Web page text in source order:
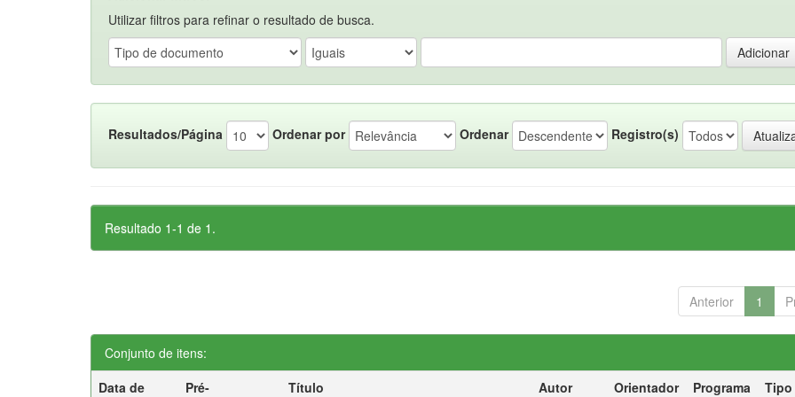
Utilizar filtros para refinar o resultado de busca.
Resultados/Página Ordenar por Ordenar Registro(s)
Resultado 1-1 de 1.
Anterior 1
Conjunto de itens:
Data de
Pré-
Título Autor Orientador Programa
Tipo